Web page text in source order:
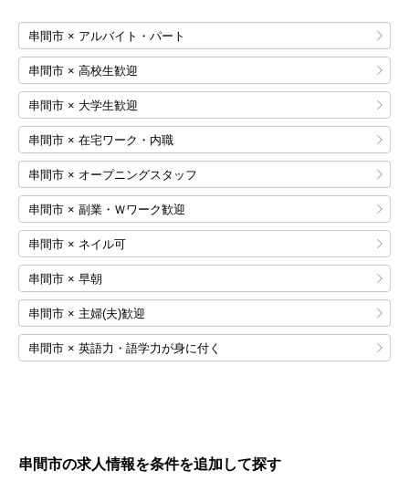
串間市 × アルバイト・パート
串間市 × 高校生歓迎
串間市 × 大学生歓迎
串間市 × 在宅ワーク・内職
串間市 × オープニングスタッフ
串間市 × 副業・Ｗワーク歓迎
串間市 × ネイル可
串間市 × 早朝
串間市 × 主婦(夫)歓迎
串間市 × 英語力・語学力が身に付く
串間市の求人情報を条件を追加して探す